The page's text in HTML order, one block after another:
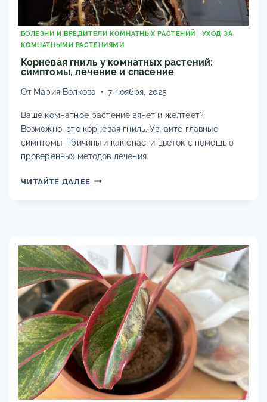
БОЛЕЗНИ И ВРЕДИТЕЛИ КОМНАТНЫХ РАСТЕНИЙ
УХОД ЗА
КОМНАТНЫМИ РАСТЕНИЯМИ
Корневая гниль у комнатных растений:
симптомы, лечение и спасение
От Мария Волкова 7 ноября, 2025
Ваше комнатное растение вянет и желтеет?
Возможно, это корневая гниль. Узнайте главные
симптомы, причины и как спасти цветок с помощью
проверенных методов лечения.
ЧИТАЙТЕ ДАЛЕЕКОРНЕВАЯ
ЛЕЧЕНИЕ
И
СПАСЕНИЕ